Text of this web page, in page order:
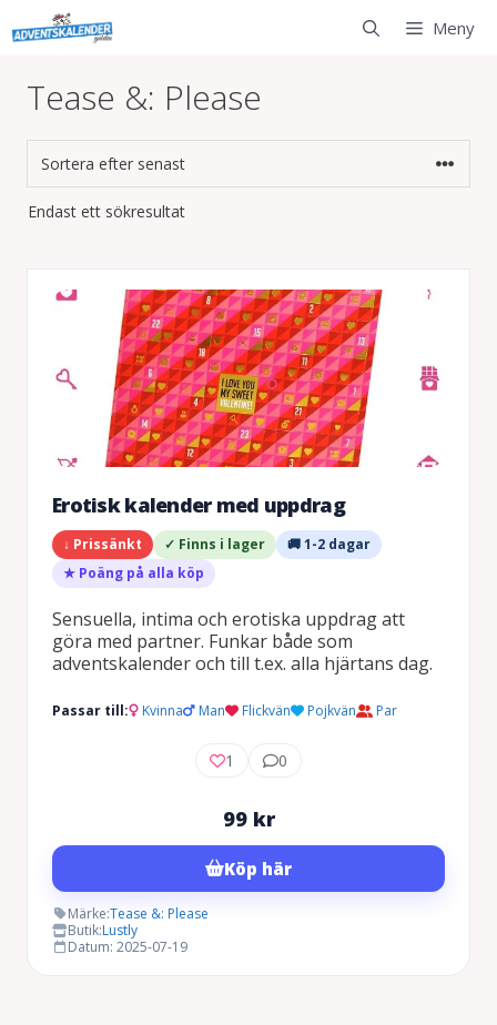
Hoppa
till
Meny
Tease &: Please
Endast ett sökresultat
Erotisk kalender med uppdrag
↓ Prissänkt ✓ Finns i lager
🚚 1-2 dagar
★ Poäng på alla köp
Sensuella, intima och erotiska uppdrag att
göra med partner. Funkar både som
adventskalender och till t.ex. alla hjärtans dag.
Passar till: Kvinna Man Flickvän Pojkvän Par
1 0
99 kr
Köp här
Märke:Tease &: Please
Butik:Lustly
Datum: 2025-07-19